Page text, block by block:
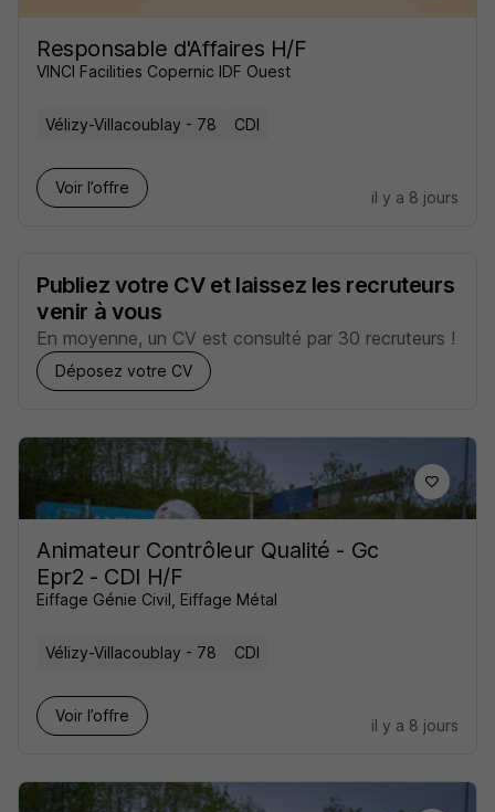
Responsable d'Affaires H/F
VINCI Facilities Copernic IDF Ouest
Vélizy-Villacoublay - 78 CDI
Voir l’offre
il y a 8 jours
Publiez votre CV et laissez les recruteurs
venir à vous
En moyenne, un CV est consulté par 30 recruteurs !
Déposez votre CV
Animateur Contrôleur Qualité - Gc
Epr2 - CDI H/F
Eiffage Génie Civil, Eiffage Métal
Vélizy-Villacoublay - 78 CDI
Voir l’offre
il y a 8 jours